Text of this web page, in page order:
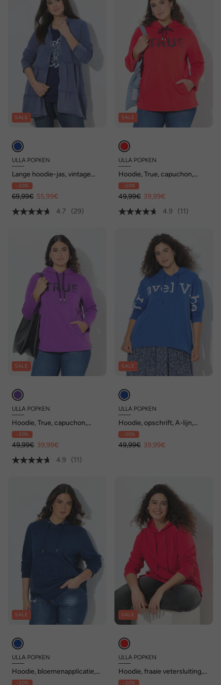
SALE
ULLA POPKEN
Lange hoodie-jas, vintage
look, A-lijn, capuchon
- 20%
69,99€ 55,99€
4.7
(29)
SALE
ULLA POPKEN
Hoodie, True, capuchon,
koord, zakken, lange mouwen
- 20%
49,99€ 39,99€
4.9
(11)
SALE
ULLA POPKEN
Hoodie, True, capuchon,
koord, zakken, lange mouwen
- 20%
49,99€ 39,99€
4.9
(11)
SALE
ULLA POPKEN
Hoodie, opschrift, A-lijn,
capuchon, lange mouw
- 20%
49,99€ 39,99€
SALE
ULLA POPKEN
Hoodie, bloemenapplicatie,
capuchon, lange mouw
- 20%
SALE
ULLA POPKEN
Hoodie, fraaie vetersluiting,
capuchon, lange mouwen
- 20%